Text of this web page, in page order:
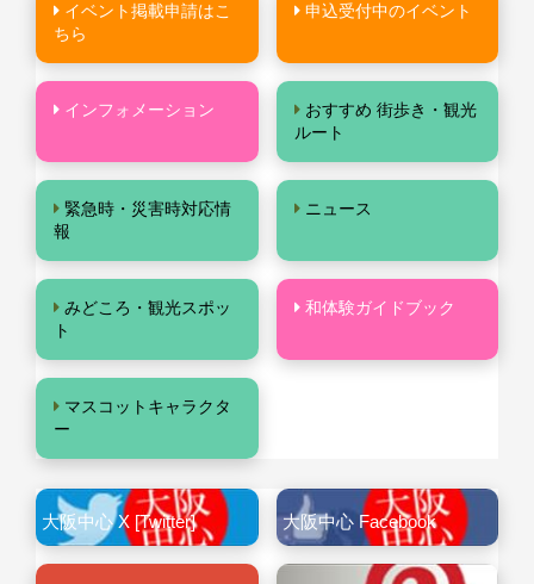
イベント掲載申請はこ
ちら
申込受付中のイベント
インフォメーション
おすすめ 街歩き・観光
ルート
緊急時・災害時対応情
報
ニュース
みどころ・観光スポッ
ト
和体験ガイドブック
マスコットキャラクタ
ー
大阪中心 X [Twitter] 大阪中心 Facebook